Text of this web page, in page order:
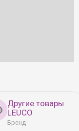
Другие товары
LEUCO
Бренд